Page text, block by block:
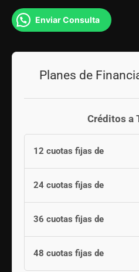
Enviar Consulta
Planes de
Créditos a
12 cuotas fijas de
24 cuotas fijas de
36 cuotas fijas de
48 cuotas fijas de